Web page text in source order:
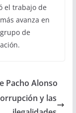
el trabajo de
avanza en
de
Pacho Alonso
y las